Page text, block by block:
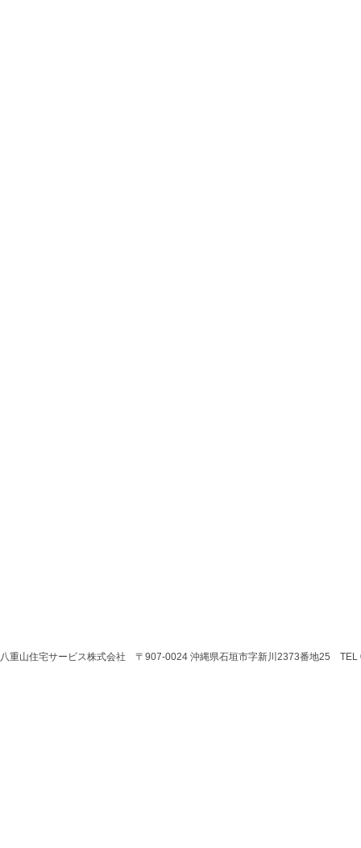
八重山住宅サービス株式会社 〒907-0024 沖縄県石垣市字新川2373番地25